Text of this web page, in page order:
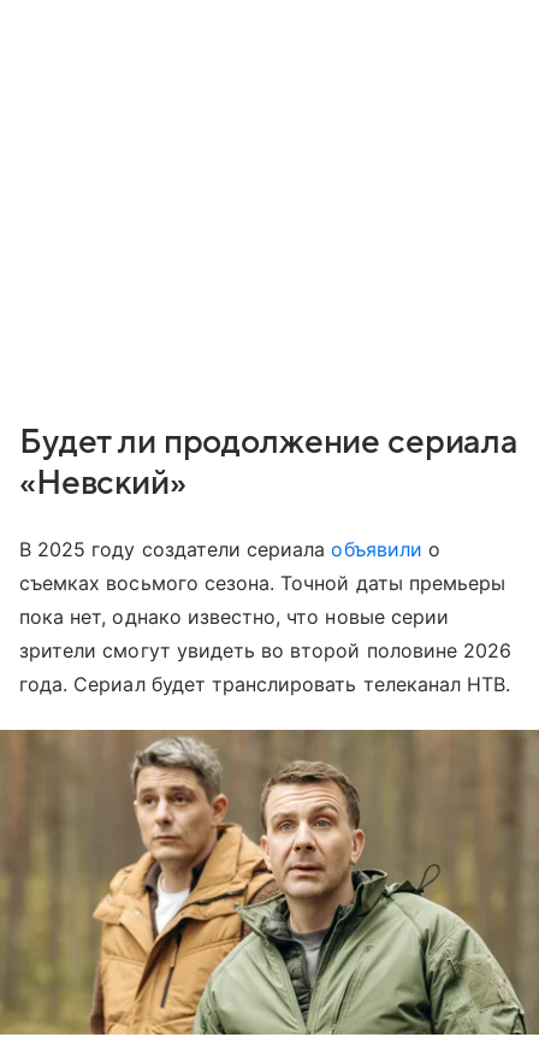
Будет ли продолжение сериала
«Невский»
В 2025 году создатели сериалаобъявили о
съемках восьмого сезона. Точной даты премьеры
пока нет, однако известно, что новые серии
зрители смогут увидеть во второй половине 2026
года. Сериал будет транслировать телеканал НТВ.